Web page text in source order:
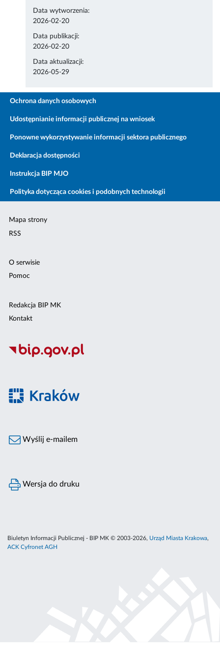
Data wytworzenia:
2026-02-20
Data publikacji:
2026-02-20
Data aktualizacji:
2026-05-29
Ochrona danych osobowych
Udostępnianie informacji publicznej na wniosek
Ponowne wykorzystywanie informacji sektora publicznego
Deklaracja dostępności
Instrukcja BIP MJO
Polityka dotycząca cookies i podobnych technologii
Mapa strony
RSS
O serwisie
Pomoc
Redakcja BIP MK
Kontakt
Wyślij e-mailem
Wersja do druku
Biuletyn Informacji Publicznej - BIP MK © 2003-2026, Urząd Miasta Krakowa,
ACK Cyfronet AGH